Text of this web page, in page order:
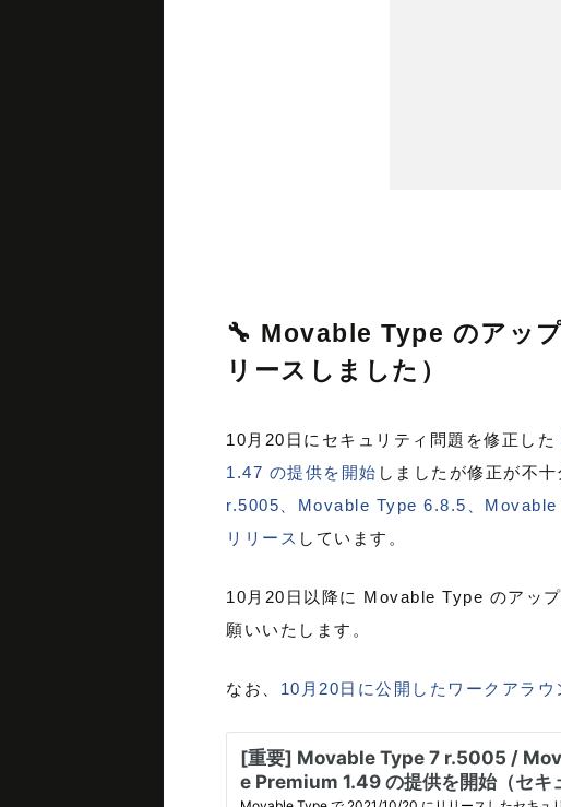
🔧 Movable Type のアッ
リースしました）
10月20日にセキュリティ問題を修正した
1.47 の提供を開始 しましたが修正が不
r.5005、Movable Type 6.8.5、
リリース しています。
10月20日以降に Movable Type のアッ
願いいたします。
なお、 10月20日に公開したワークアラ